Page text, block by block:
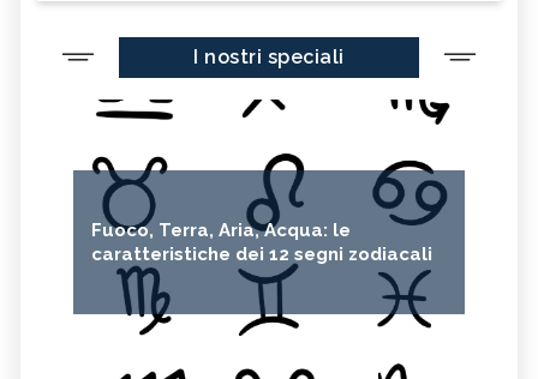
FOLIAGE SIR DAVID ATTENBOROUGH
ALTROCONSUMO ECONOMIA CIRCOLARE
CARAFFE FILTRANTI
I nostri speciali
Fuoco, Terra, Aria, Acqua: le
caratteristiche dei 12 segni zodiacali